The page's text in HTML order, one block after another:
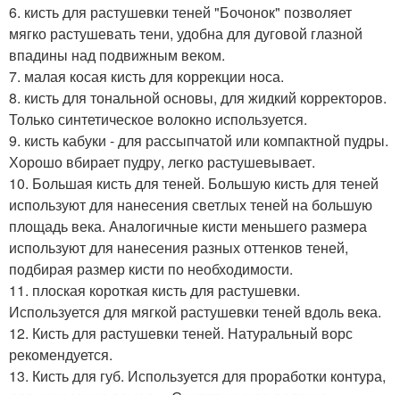
6. кисть для растушевки теней "Бочонок" позволяет
мягко растушевать тени, удобна для дуговой глазной
впадины над подвижным веком.
7. малая косая кисть для коррекции носа.
8. кисть для тональной основы, для жидкий корректоров.
Только синтетическое волокно используется.
9. кисть кабуки - для рассыпчатой или компактной пудры.
Хорошо вбирает пудру, легко растушевывает.
10. Большая кисть для теней. Большую кисть для теней
используют для нанесения светлых теней на большую
площадь века. Аналогичные кисти меньшего размера
используют для нанесения разных оттенков теней,
подбирая размер кисти по необходимости.
11. плоская короткая кисть для растушевки.
Используется для мягкой растушевки теней вдоль века.
12. Кисть для растушевки теней. Натуральный ворс
рекомендуется.
13. Кисть для губ. Используется для проработки контура,